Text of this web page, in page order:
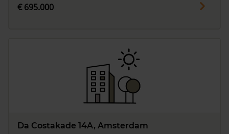
€ 695.000
Da Costakade 14A, Amsterdam